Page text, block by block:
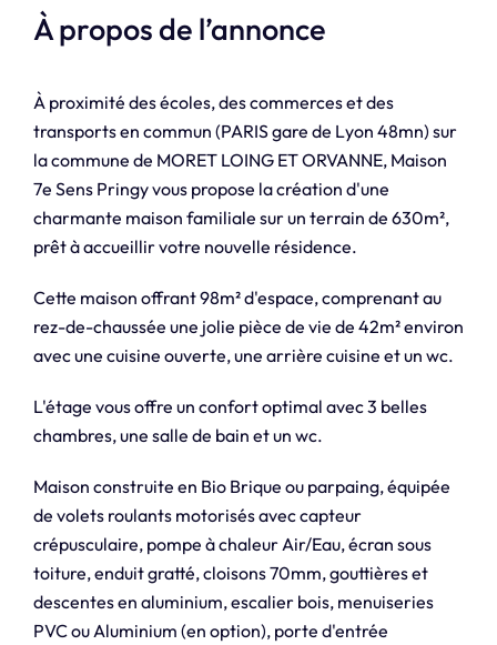
À propos de l’annonce
À proximité des écoles, des commerces et des
transports en commun (PARIS gare de Lyon 48mn) sur
la commune de MORET LOING ET ORVANNE, Maison
7e Sens Pringy vous propose la création d'une
charmante maison familiale sur un terrain de 630m²,
prêt à accueillir votre nouvelle résidence.
Cette maison offrant 98m² d'espace, comprenant au
rez-de-chaussée une jolie pièce de vie de 42m² environ
avec une cuisine ouverte, une arrière cuisine et un wc.
L'étage vous offre un confort optimal avec 3 belles
chambres, une salle de bain et un wc.
Maison construite en Bio Brique ou parpaing, équipée
de volets roulants motorisés avec capteur
crépusculaire, pompe à chaleur Air/Eau, écran sous
toiture, enduit gratté, cloisons 70mm, gouttières et
descentes en aluminium, escalier bois, menuiseries
PVC ou Aluminium (en option), porte d'entrée